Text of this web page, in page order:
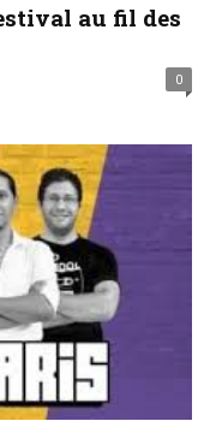
au fil des
0